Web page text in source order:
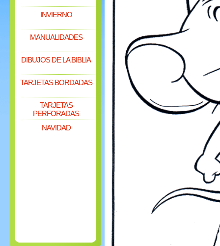
INVIERNO
MANUALIDADES
DIBUJOS DE LA BIBLIA
TARJETAS BORDADAS
TARJETAS
PERFORADAS
NAVIDAD